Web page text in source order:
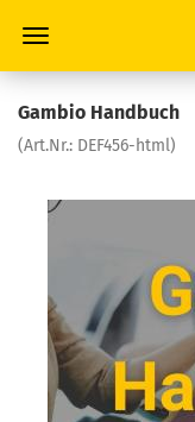
Gambio Handbuch
(Art.Nr.: DEF456-html)